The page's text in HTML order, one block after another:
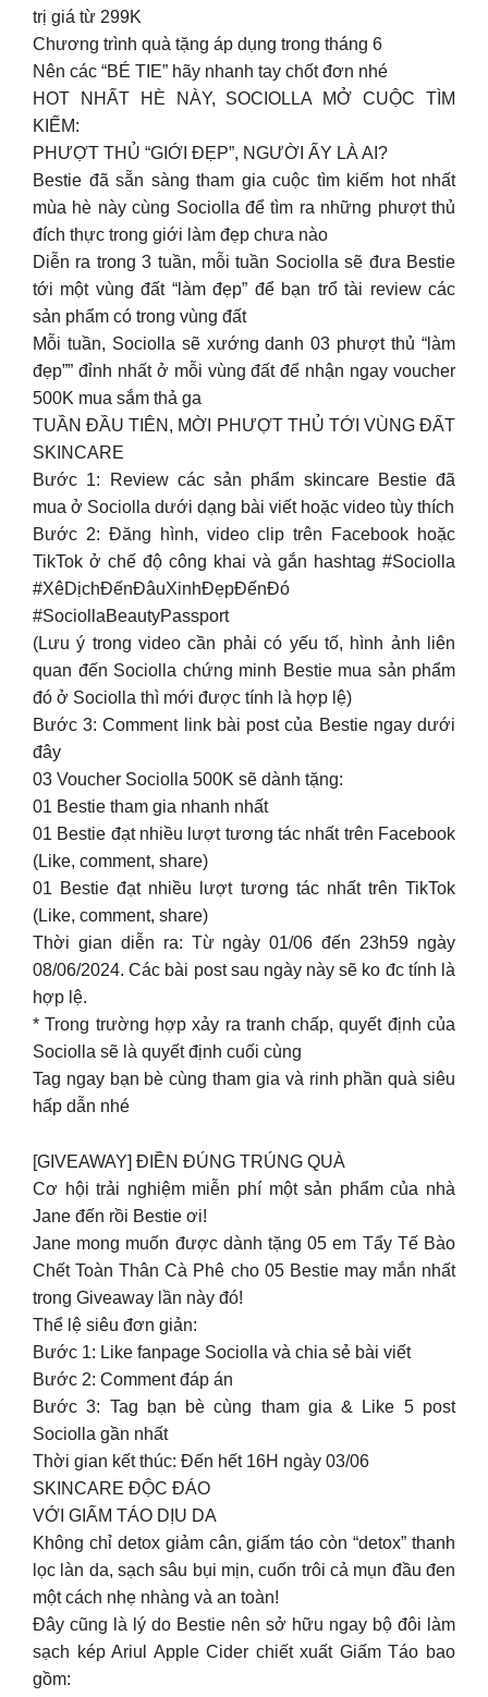
trị giá từ 299K
Chương trình quà tặng áp dụng trong tháng 6
Nên các “BÉ TIE” hãy nhanh tay chốt đơn nhé
HOT NHẤT HÈ NÀY, SOCIOLLA MỞ CUỘC TÌM
KIẾM:
PHƯỢT THỦ “GIỚI ĐẸP”, NGƯỜI ẤY LÀ AI?
Bestie đã sẵn sàng tham gia cuộc tìm kiếm hot nhất
mùa hè này cùng Sociolla để tìm ra những phượt thủ
đích thực trong giới làm đẹp chưa nào
Diễn ra trong 3 tuần, mỗi tuần Sociolla sẽ đưa Bestie
tới một vùng đất “làm đẹp” để bạn trổ tài review các
sản phẩm có trong vùng đất
Mỗi tuần, Sociolla sẽ xướng danh 03 phượt thủ “làm
đẹp”” đỉnh nhất ở mỗi vùng đất để nhận ngay voucher
500K mua sắm thả ga
TUẦN ĐẦU TIÊN, MỜI PHƯỢT THỦ TỚI VÙNG ĐẤT
SKINCARE
Bước 1: Review các sản phẩm skincare Bestie đã
mua ở Sociolla dưới dạng bài viết hoặc video tùy thích
Bước 2: Đăng hình, video clip trên Facebook hoặc
TikTok ở chế độ công khai và gắn hashtag #Sociolla
#XêDịchĐếnĐâuXinhĐẹpĐếnĐó
#SociollaBeautyPassport
(Lưu ý trong video cần phải có yếu tố, hình ảnh liên
quan đến Sociolla chứng minh Bestie mua sản phẩm
đó ở Sociolla thì mới được tính là hợp lệ)
Bước 3: Comment link bài post của Bestie ngay dưới
đây
03 Voucher Sociolla 500K sẽ dành tặng:
01 Bestie tham gia nhanh nhất
01 Bestie đạt nhiều lượt tương tác nhất trên Facebook
(Like, comment, share)
01 Bestie đạt nhiều lượt tương tác nhất trên TikTok
(Like, comment, share)
Thời gian diễn ra: Từ ngày 01/06 đến 23h59 ngày
08/06/2024. Các bài post sau ngày này sẽ ko đc tính là
hợp lệ.
* Trong trường hợp xảy ra tranh chấp, quyết định của
Sociolla sẽ là quyết định cuối cùng
Tag ngay bạn bè cùng tham gia và rinh phần quà siêu
hấp dẫn nhé
[GIVEAWAY] ĐIỀN ĐÚNG TRÚNG QUÀ
Cơ hội trải nghiệm miễn phí một sản phẩm của nhà
Jane đến rồi Bestie ơi!
Jane mong muốn được dành tặng 05 em Tẩy Tế Bào
Chết Toàn Thân Cà Phê cho 05 Bestie may mắn nhất
trong Giveaway lần này đó!
Thể lệ siêu đơn giản:
Bước 1: Like fanpage Sociolla và chia sẻ bài viết
Bước 2: Comment đáp án
Bước 3: Tag bạn bè cùng tham gia & Like 5 post
Sociolla gần nhất
Thời gian kết thúc: Đến hết 16H ngày 03/06
SKINCARE ĐỘC ĐÁO
VỚI GIẤM TÁO DỊU DA
Không chỉ detox giảm cân, giấm táo còn “detox” thanh
lọc làn da, sạch sâu bụi mịn, cuốn trôi cả mụn đầu đen
một cách nhẹ nhàng và an toàn!
Đây cũng là lý do Bestie nên sở hữu ngay bộ đôi làm
sạch kép Ariul Apple Cider chiết xuất Giấm Táo bao
gồm: